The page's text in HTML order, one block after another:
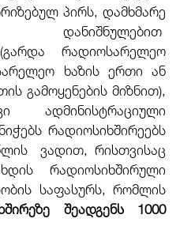
პირს, დამხმარე
დანიშნულებით
რადიოსარელეო
ხაზის ერთი ან
გამოყენების მიზნით),
ადმინისტრაციული
რადიოსიხშირეებს
ვადით, რისთვისაც
რადიოსიხშირული
საფასურს, რომლის
შეადგენს 1000